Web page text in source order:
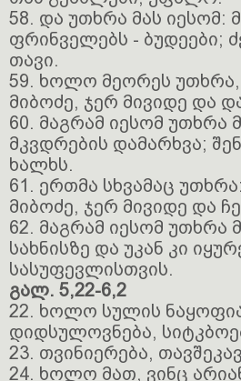
58. და უთხრა მას იესომ:
ფრინველებს - ბუდეები;
თავი.
59. ხოლო მეორეს უთხრა,
მიბოძე, ჯერ მივიდე და
60. მაგრამ იესომ უთხრა
მკვდრების დამარხვა;
ხალხს.
61. ერთმა სხვამაც
მიბოძე, ჯერ მივიდე და
62. მაგრამ იესომ უთხრა
სახნისზე და უკან კი
სასუფევლისთვის.
გალ. 5,22-6,2
22. ხოლო სულის
დიდსულოვნება,
23. თვინიერება,
24. ხოლო მათ, ვინც